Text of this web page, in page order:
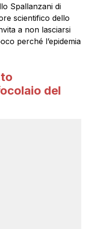
Spallanzani di
scientifico dello
a non lasciarsi
perché l’epidemia
del